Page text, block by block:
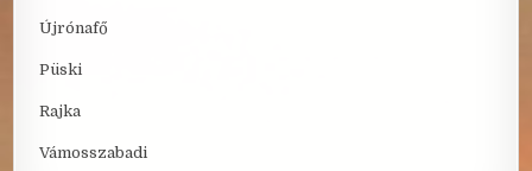
Újrónafő
Püski
Rajka
Vámosszabadi